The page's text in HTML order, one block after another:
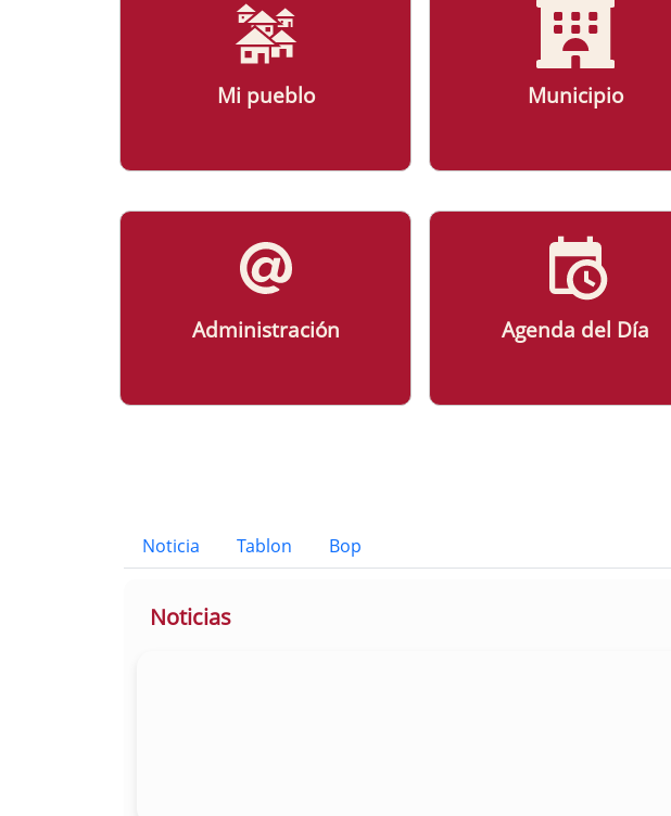
Mi pueblo Municipio
Administración Agenda del Día
Noticia Tablon Bop
Button
Noticias